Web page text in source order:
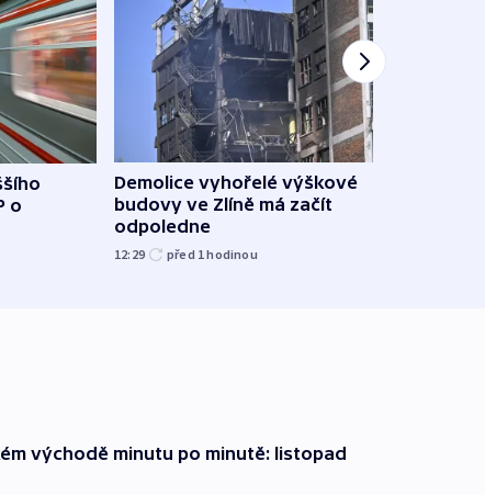
o
Demolice vyhořelé výškové
budovy ve Zlíně má začít
odpoledne
12:29 před 1hodinou
východě minutu po minutě: listopad